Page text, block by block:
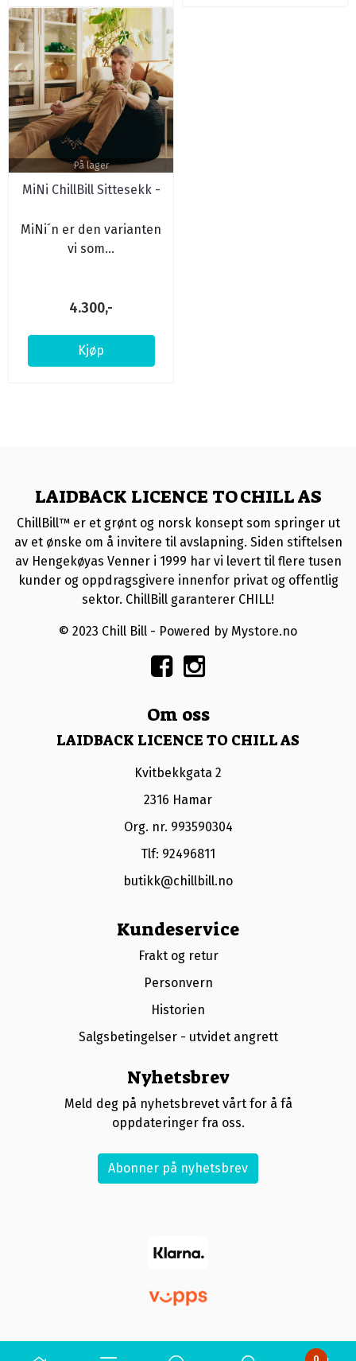
På lager
MiNi ChillBill Sittesekk -
MiNi´n er den varianten
vi som...
4.300,-
Kjøp
LAIDBACK LICENCE TO CHILL AS
ChillBill™ er et grønt og norsk konsept som springer ut
av et ønske om å invitere til avslapning. Siden stiftelsen
av Hengekøyas Venner i 1999 har vi levert til flere tusen
kunder og oppdragsgivere innenfor privat og offentlig
sektor. ChillBill garanterer CHILL!
© 2023 Chill Bill - Powered by Mystore.no
Om oss
LAIDBACK LICENCE TO CHILL AS
Kvitbekkgata 2
2316 Hamar
Org. nr. 993590304
Tlf: 92496811
butikk@chillbill.no
Kundeservice
Frakt og retur
Personvern
Historien
Salgsbetingelser - utvidet angrett
Nyhetsbrev
Meld deg på nyhetsbrevet vårt for å få
oppdateringer fra oss.
Abonner på nyhetsbrev